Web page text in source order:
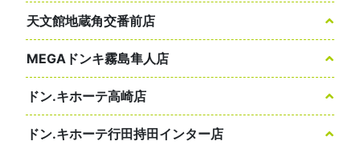
天文館地蔵角交番前店
MEGAドンキ霧島隼人店
ドン.キホーテ高崎店
ドン.キホーテ行田持田インター店